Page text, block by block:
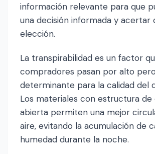
información relevante para que
una decisión informada y acertar
elección.
La transpirabilidad es un factor
compradores pasan por alto
determinante para la calidad del
Los materiales con estructura de
abierta permiten una mejor
aire, evitando la acumulación de
humedad durante la noche.